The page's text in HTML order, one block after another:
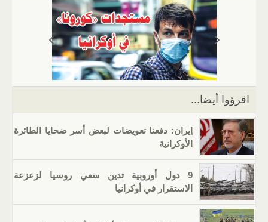
k
er
e
dI
n
g
er
gr
a
m
s
A
p
p
اقرؤوا أيضا...
إيران: دفعنا تعويضات لبعض أسر ضحايا الطائرة
الأوكرانية
9 دول أوروبية تدين سعي روسيا لزعزعة
الاستقرار في أوكرانيا